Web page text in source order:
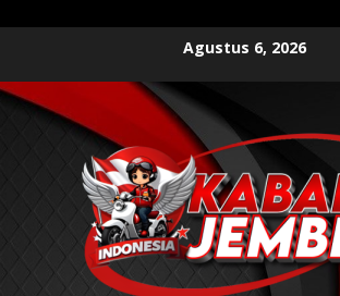
content
Agustus 6, 2026